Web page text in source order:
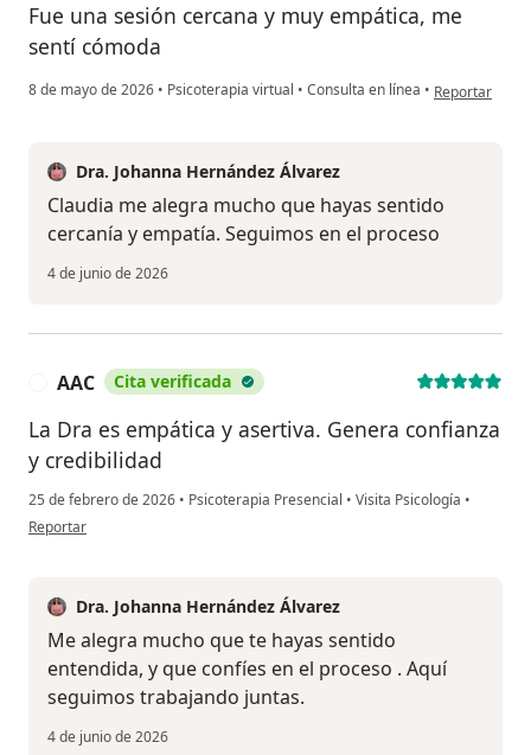
Fue una sesión cercana y muy empática, me
sentí cómoda
8 de mayo de 2026 • Psicoterapia virtual • Consulta en línea • en opinión
Reportar
Dra. Johanna Hernández Álvarez
Claudia me alegra mucho que hayas sentido
cercanía y empatía. Seguimos en el proceso
4 de junio de 2026
AAC Cita verificada
La Dra es empática y asertiva. Genera confianza
y credibilidad
25 de febrero de 2026 • Psicoterapia Presencial • Visita Psicología •
en opinión del usuario AAC
Reportar
Dra. Johanna Hernández Álvarez
Me alegra mucho que te hayas sentido
entendida, y que confíes en el proceso . Aquí
seguimos trabajando juntas.
4 de junio de 2026